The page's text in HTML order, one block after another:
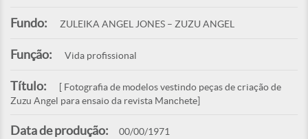
Fundo: ZULEIKA ANGEL JONES – ZUZU ANGEL
Função: Vida profissional
Título:
[ Fotografia de modelos vestindo peças de criação de
Zuzu Angel para ensaio da revista Manchete]
Data de produção: 00/00/1971